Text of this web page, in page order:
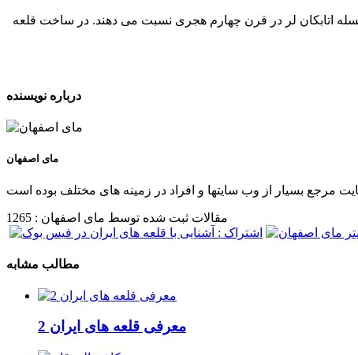
اتابکان لر در قرن چهارم هجری نسبت می دهند. در ساخت قلعه
درباره نویسنده
مای اصفهان
مقالات ثبت شده توسط مای اصفهان : 1265
مطالب مشابه
معرفی قلعه های ایران 2